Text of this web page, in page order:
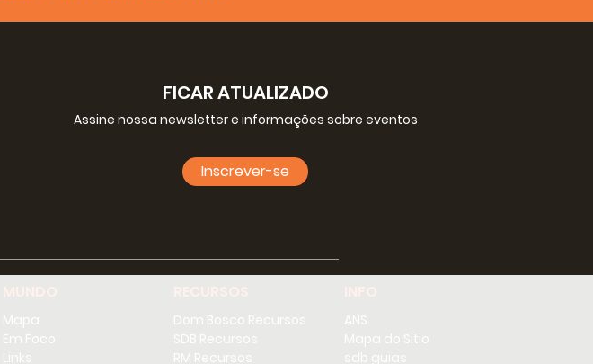
FICAR ATUALIZADO
Assine nossa newsletter e informações sobre eventos
Inscrever-se